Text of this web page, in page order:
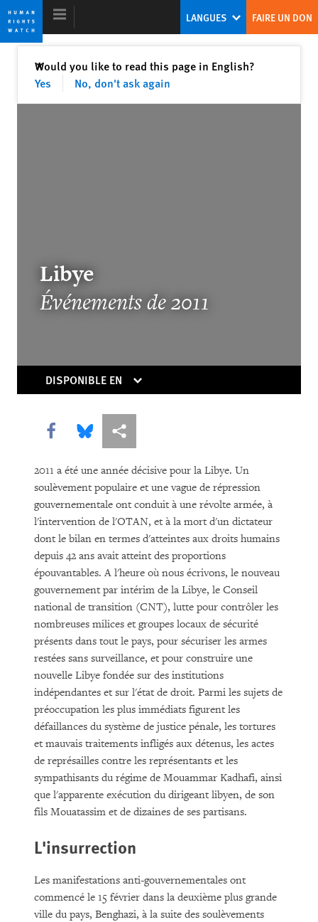
Skip
to
cookie
privacy
Skip
to
main
content
Rapport Mondial 2012
Europe’s Own Human Rights Crisis
TÉLÉCHARGER
LANGUES FAIRE UN DON
Would you like to read this page in English?
Yes
No, don't ask again
✕Fermer
Libye
Événements de 2011
DISPONIBLE EN
Share this via Facebook
Share this via Bluesky
Share this via Partagez
2011 a été une année décisive pour la Libye. Un
soulèvement populaire et une vague de répression
gouvernementale ont conduit à une révolte armée, à
l'intervention de l'OTAN, et à la mort d'un dictateur
dont le bilan en termes d'atteintes aux droits humains
depuis 42 ans avait atteint des proportions
épouvantables. A l'heure où nous écrivons, le nouveau
gouvernement par intérim de la Libye, le Conseil
national de transition (CNT), lutte pour contrôler les
nombreuses milices et groupes locaux de sécurité
présents dans tout le pays, pour sécuriser les armes
restées sans surveillance, et pour construire une
nouvelle Libye fondée sur des institutions
indépendantes et sur l'état de droit. Parmi les sujets de
préoccupation les plus immédiats figurent les
défaillances du système de justice pénale, les tortures
et mauvais traitements infligés aux détenus, les actes
de représailles contre les représentants et les
sympathisants du régime de Mouammar Kadhafi, ainsi
que l'apparente exécution du dirigeant libyen, de son
fils Mouatassim et de dizaines de ses partisans.
L'insurrection
Les manifestations anti-gouvernementales ont
commencé le 15 février dans la deuxième plus grande
ville du pays, Benghazi, à la suite des soulèvements